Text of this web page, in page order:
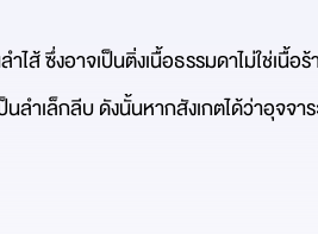
ไส้ ซึ่งอาจเป็นติ่งเนื้อธรรมดาไม่ใช่เ
ลำเล็กลีบ ดังนั้นหากสังเกตได้ว่าอุ